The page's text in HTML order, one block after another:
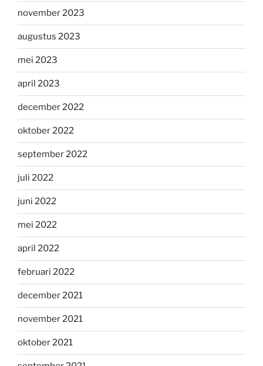
november 2023
augustus 2023
mei 2023
april 2023
december 2022
oktober 2022
september 2022
juli 2022
juni 2022
mei 2022
april 2022
februari 2022
december 2021
november 2021
oktober 2021